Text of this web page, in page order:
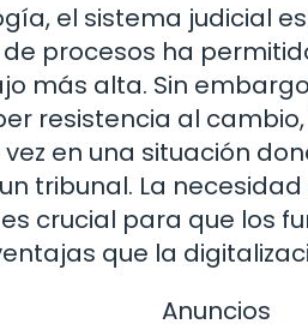
el sistema judicial
procesos ha
más alta. Sin
resistencia al
en una situación
tribunal. La
crucial para que los
que la
Anuncios